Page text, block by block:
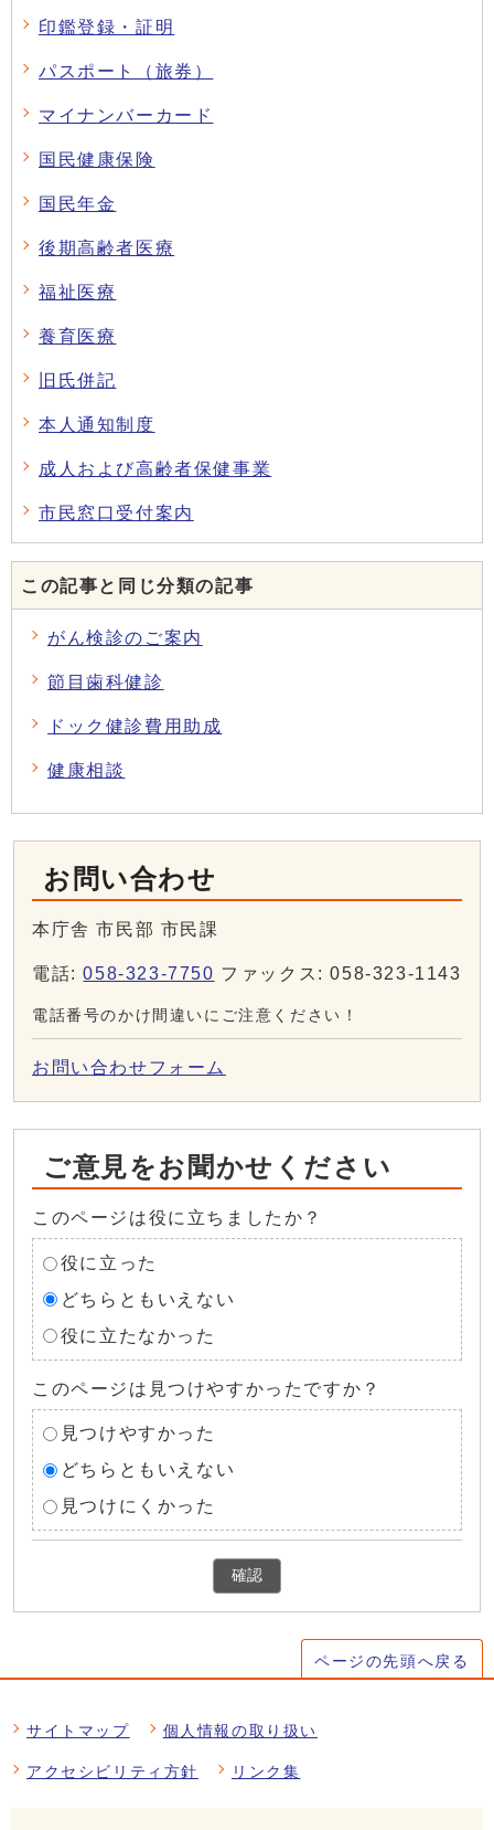
印鑑登録・証明
パスポート（旅券）
マイナンバーカード
国民健康保険
国民年金
後期高齢者医療
福祉医療
養育医療
旧氏併記
本人通知制度
成人および高齢者保健事業
市民窓口受付案内
この記事と同じ分類の記事
がん検診のご案内
節目歯科健診
ドック健診費用助成
健康相談
お問い合わせ
本庁舎 市民部 市民課
電話:058-323-7750 ファックス: 058-323-1143
電話番号のかけ間違いにご注意ください！
お問い合わせフォーム
ご意見をお聞かせください
このページは役に立ちましたか？
役に立った
どちらともいえない
役に立たなかった
このページは見つけやすかったですか？
見つけやすかった
どちらともいえない
見つけにくかった
確認
ページの先頭へ戻る
サイトマップ 個人情報の取り扱い
アクセシビリティ方針 リンク集